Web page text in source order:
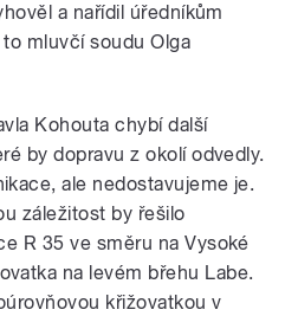
a nařídil úředníkům
mluvčí soudu Olga
Kohouta chybí další
by dopravu z okolí odvedly.
ale nedostavujeme je.
záležitost by řešilo
R 35 ve směru na Vysoké
na levém břehu Labe.
křižovatkou v